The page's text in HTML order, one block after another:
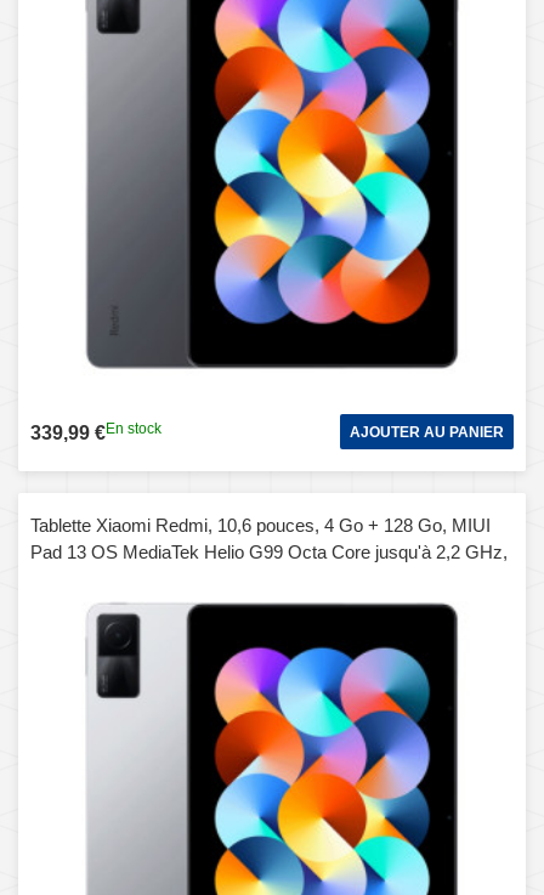
339,99 €En stock AJOUTER AU PANIER
Tablette Xiaomi Redmi, 10,6 pouces, 4 Go + 128 Go, MIUI
Pad 13 OS MediaTek Helio G99 Octa Core jusqu'à 2,2 GHz,
charge Google Play (argent)